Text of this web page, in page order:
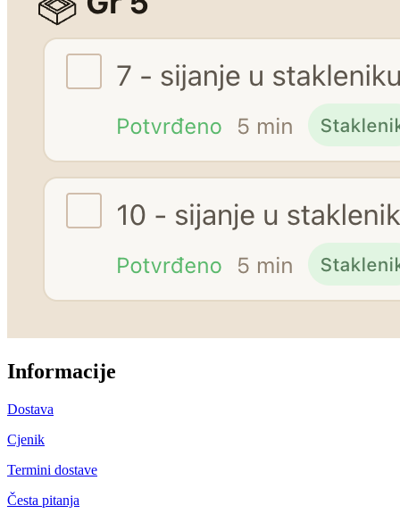
Informacije
Dostava
Cjenik
Termini dostave
Česta pitanja